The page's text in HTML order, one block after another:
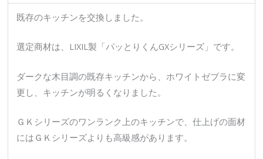
既存のキッチンを交換しました。
選定商材は、LIXIL製「パッとりくんGXシリーズ」です。
ダークな木目調の既存キッチンから、ホワイトゼブラに変
更し、キッチンが明るくなりました。
ＧＫシリーズのワンランク上のキッチンで、仕上げの面材
にはＧＫシリーズよりも高級感があります。